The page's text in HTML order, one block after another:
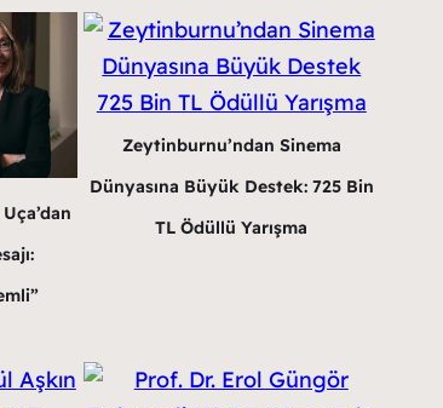
Zeytinburnu’ndan Sinema
Dünyasına Büyük Destek: 725 Bin
TL Ödüllü Yarışma